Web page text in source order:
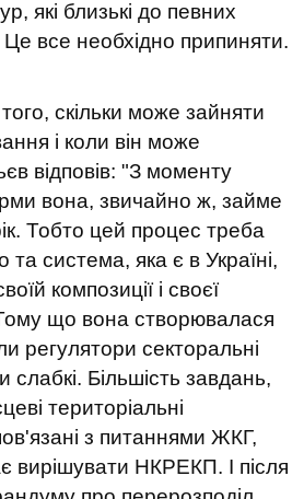
які близькі до певних
Це все необхідно припиняти.
скільки може зайняти
і коли він може
відповів: "З моменту
вона, звичайно ж, займе
Тобто цей процес треба
система, яка є в Україні,
композиції і своєї
що вона створювалася
регулятори секторальні
Більшість завдань,
територіальні
з питаннями ЖКГ,
вирішувати НКРЕКП. І після